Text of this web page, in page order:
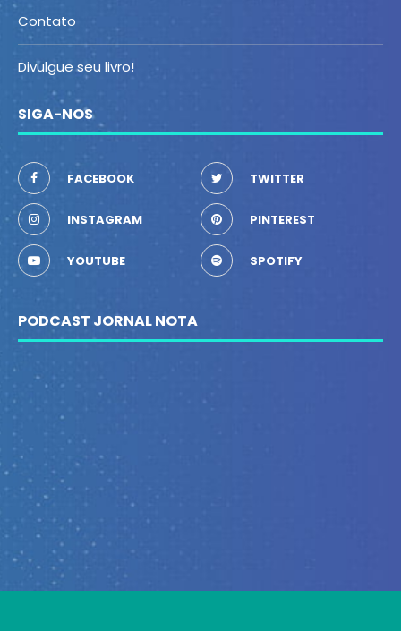
Contato
Divulgue seu livro!
SIGA-NOS
FACEBOOK TWITTER
INSTAGRAM PINTEREST
YOUTUBE SPOTIFY
PODCAST JORNAL NOTA